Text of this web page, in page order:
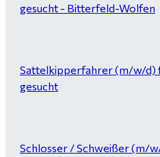
gesucht - Bitterfeld-Wolfen
Sattelkipperfahrer (m/w/d)
gesucht
Schlosser / Schweißer (m/